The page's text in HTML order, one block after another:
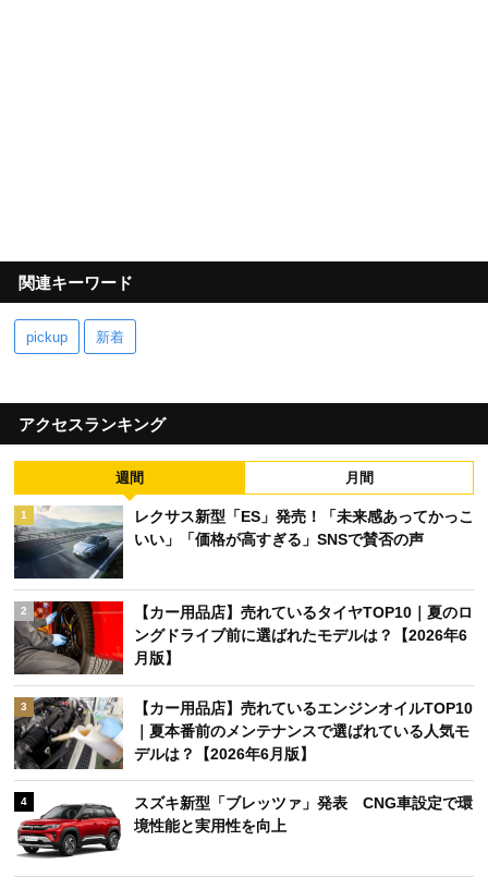
関連キーワード
pickup 新着
アクセスランキング
週間 月間
1
レクサス新型「ES」発売！「未来感あってかっこ
いい」「価格が高すぎる」SNSで賛否の声
2
【カー用品店】売れているタイヤTOP10｜夏のロ
ングドライブ前に選ばれたモデルは？【2026年6
月版】
3
【カー用品店】売れているエンジンオイルTOP10
｜夏本番前のメンテナンスで選ばれている人気モ
デルは？【2026年6月版】
4
スズキ新型「ブレッツァ」発表 CNG車設定で環
境性能と実用性を向上